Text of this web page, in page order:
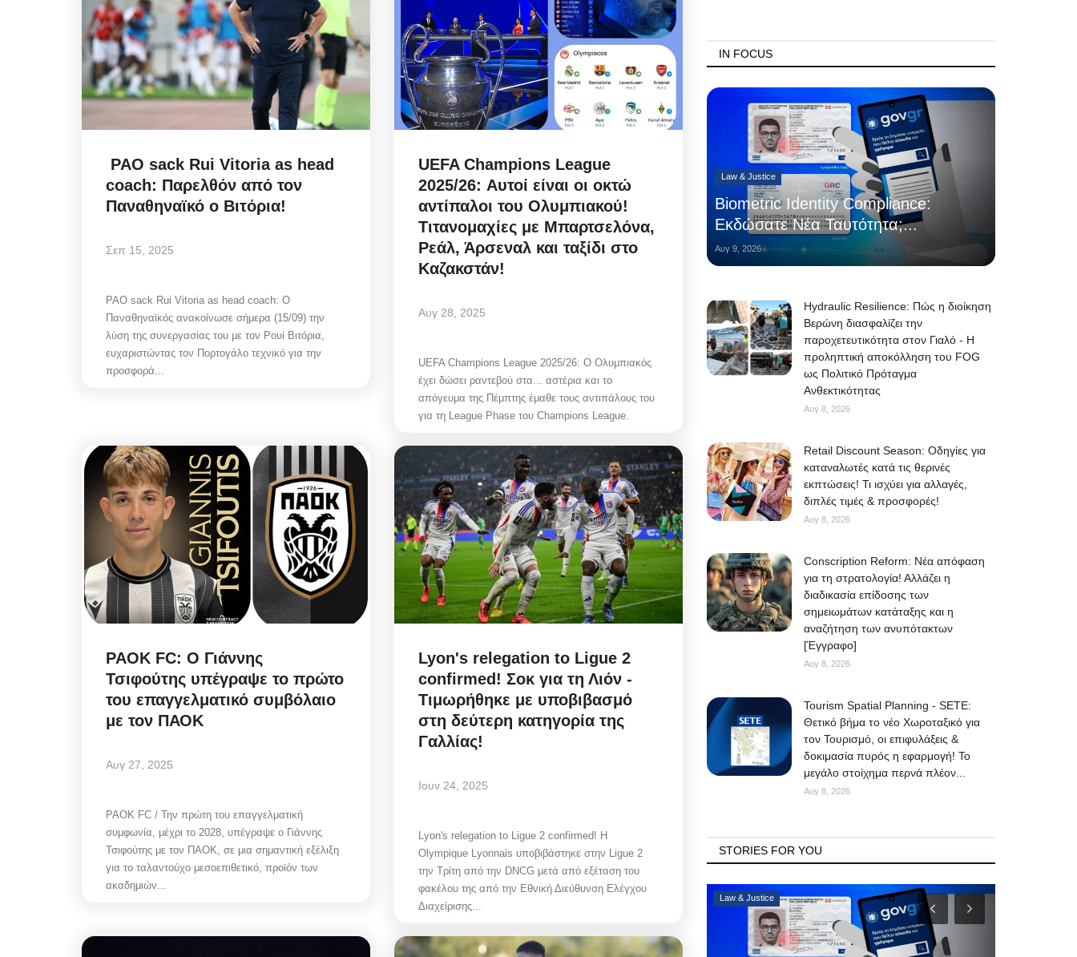
PAO sack Rui Vitoria as head
coach: Παρελθόν από τον
Παναθηναϊκό ο Βιτόρια!
Σεπ 15, 2025
PAO sack Rui Vitoria as head coach: Ο
Παναθηναϊκός ανακοίνωσε σήμερα (15/09) την
λύση της συνεργασίας του με τον Ρουί Βιτόρια,
ευχαριστώντας τον Πορτογάλο τεχνικό για την
προσφορά...
UEFA Champions League
2025/26: Αυτοί είναι οι οκτώ
αντίπαλοι του Ολυμπιακού!
Τιτανομαχίες με Μπαρτσελόνα,
Ρεάλ, Άρσεναλ και ταξίδι στο
Καζακστάν!
Αυγ 28, 2025
UEFA Champions League 2025/26: Ο Ολυμπιακός
έχει δώσει ραντεβού στα... αστέρια και το
απόγευμα της Πέμπτης έμαθε τους αντιπάλους του
για τη League Phase του Champions League.
PAOK FC: Ο Γιάννης
Τσιφούτης υπέγραψε το πρώτο
του επαγγελματικό συμβόλαιο
με τον ΠΑΟΚ
Αυγ 27, 2025
PAOK FC / Την πρώτη του επαγγελματική
συμφωνία, μέχρι το 2028, υπέγραψε ο Γιάννης
Τσιφούτης με τον ΠΑΟΚ, σε μια σημαντική εξέλιξη
για το ταλαντούχο μεσοεπιθετικό, προϊόν των
ακαδημιών...
Lyon's relegation to Ligue 2
confirmed! Σοκ για τη Λιόν -
Τιμωρήθηκε με υποβιβασμό
στη δεύτερη κατηγορία της
Γαλλίας!
Ιουν 24, 2025
Lyon's relegation to Ligue 2 confirmed! Η
Olympique Lyonnais υποβιβάστηκε στην Ligue 2
την Τρίτη από την DNCG μετά από εξέταση του
φακέλου της από την Εθνική Διεύθυνση Ελέγχου
Διαχείρισης...
IN FOCUS
Law & Justice
Biometric Identity Compliance:
Εκδώσατε Νέα Ταυτότητα;...
Αυγ 9, 2026
Hydraulic Resilience: Πώς η διοίκηση
Βερώνη διασφαλίζει την
παροχετευτικότητα στον Γιαλό - Η
προληπτική αποκόλληση του FOG
ως Πολιτικό Πρόταγμα
Ανθεκτικότητας
Αυγ 8, 2026
Retail Discount Season: Οδηγίες για
καταναλωτές κατά τις θερινές
εκπτώσεις! Τι ισχύει για αλλαγές,
διπλές τιμές & προσφορές!
Αυγ 8, 2026
Conscription Reform: Νέα απόφαση
για τη στρατολογία! Αλλάζει η
διαδικασία επίδοσης των
σημειωμάτων κατάταξης και η
αναζήτηση των ανυπότακτων
[Έγγραφο]
Αυγ 8, 2026
Tourism Spatial Planning - SETE:
Θετικό βήμα το νέο Χωροταξικό για
τον Τουρισμό, οι επιφυλάξεις &
δοκιμασία πυρός η εφαρμογή! Το
μεγάλο στοίχημα περνά πλέον...
Αυγ 8, 2026
STORIES FOR YOU
Law & Justice Mykonos Δ.Ε.Υ.Α. Μυκόνου